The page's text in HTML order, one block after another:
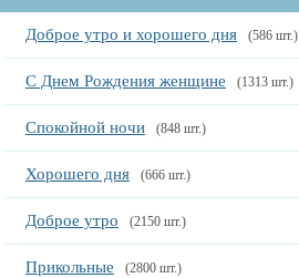
Доброе утро и хорошего дня (586 шт.)
С Днем Рождения женщине (1313 шт.)
Спокойной ночи (848 шт.)
Хорошего дня (666 шт.)
Доброе утро (2150 шт.)
Прикольные (2800 шт.)